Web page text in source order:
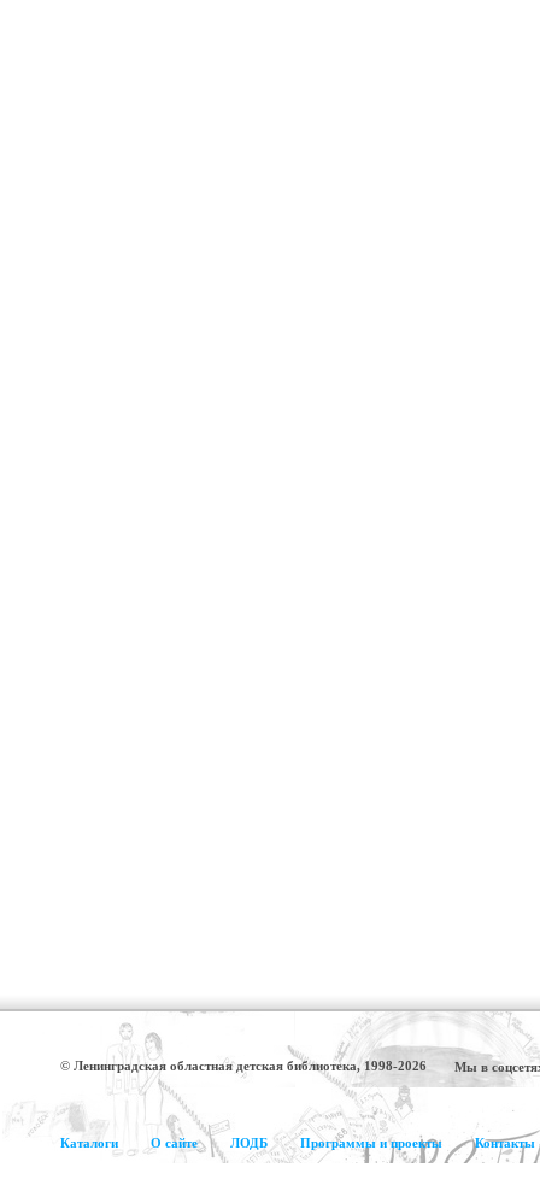
© Ленинградская областная детская библиотека, 1998-2026 Мы в
Каталоги О сайте ЛОДБ Программы и проекты Контакты